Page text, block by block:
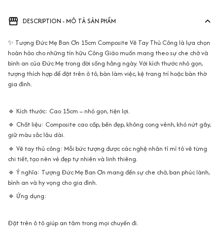
DESCRIPTION - MÔ TẢ SẢN PHẨM
✨ Tượng Đức Mẹ Ban Ơn 15cm Composite Vẽ Tay Thủ Công là lựa chọn
hoàn hảo cho những tín hữu Công Giáo muốn mang theo sự che chở và
bình an của Đức Mẹ trong đời sống hằng ngày. Với kích thước nhỏ gọn,
tượng thích hợp để đặt trên ô tô, bàn làm việc, kệ trang trí hoặc bàn thờ
gia đình.
🔹 Kích thước: Cao 15cm – nhỏ gọn, tiện lợi.
🔹 Chất liệu: Composite cao cấp, bền đẹp, không cong vênh, khó nứt gãy,
giữ màu sắc lâu dài.
🔹 Vẽ tay thủ công: Mỗi bức tượng được các nghệ nhân tỉ mỉ tô vẽ từng
chi tiết, tạo nên vẻ đẹp tự nhiên và linh thiêng.
🔹 Ý nghĩa: Tượng Đức Mẹ Ban Ơn mang đến sự che chở, ban phúc lành,
bình an và hy vọng cho gia đình.
🔹 Ứng dụng:
Đặt trên ô tô giúp an tâm trong mọi chuyến đi.